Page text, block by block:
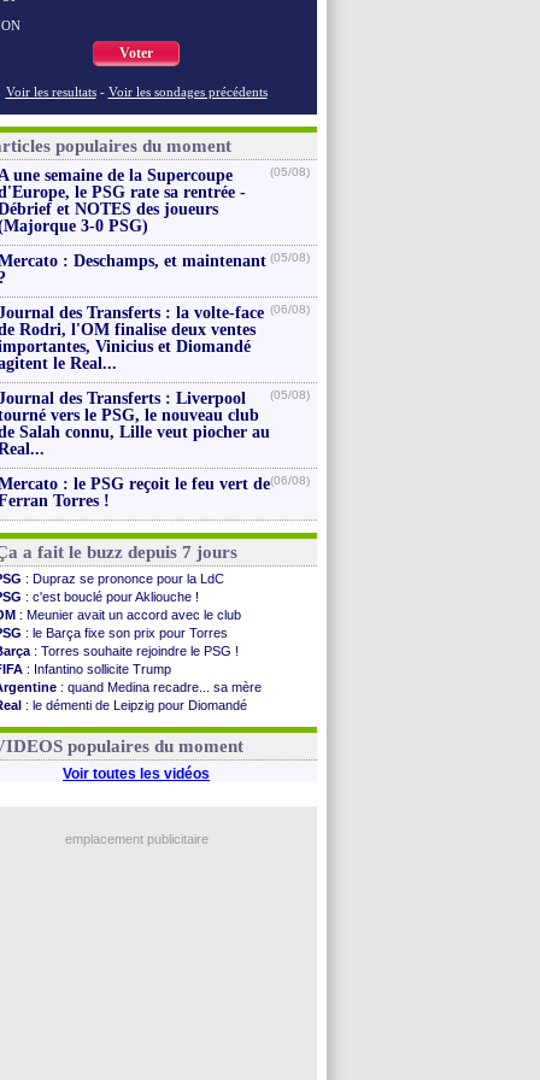
Voter
Voir les resultats - Voir les sondages précédents
populaires du moment
une semaine de la Supercoupe
le PSG rate sa rentrée -
et NOTES des joueurs
3-0 PSG)
(05/08)
: Deschamps, et maintenant (05/08)
des Transferts : la volte-face
Rodri, l'OM finalise deux ventes
Vinicius et Diomandé
le Real...
(06/08)
des Transferts : Liverpool
vers le PSG, le nouveau club
Salah connu, Lille veut piocher au
(05/08)
: le PSG reçoit le feu vert de
Torres !
(06/08)
a fait le buzz depuis 7 jours
: Dupraz se prononce pour la LdC
: c'est bouclé pour Akliouche !
: Meunier avait un accord avec le club
: le Barça fixe son prix pour Torres
: Torres souhaite rejoindre le PSG !
: Infantino sollicite Trump
: quand Medina recadre... sa mère
: le démenti de Leipzig pour Diomandé
: le conseiller d'Infantino démissionne !
populaires du moment
Voir toutes les vidéos
emplacement publicitaire